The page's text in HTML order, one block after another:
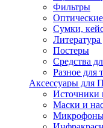
Фильтры
Сумки,
Постеры
Средства
Разное для
Аксессуары для
Источники
Маски и